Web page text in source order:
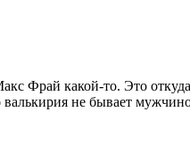
Фрай какой-то. Это
не бывает